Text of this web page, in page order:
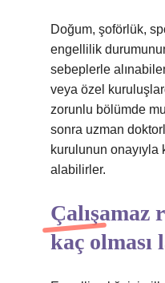
Doğum, şoförlük,
engellilik
sebeplerle
veya özel
zorunlu bölümde
sonra uzman
kurulunun onayıyla
alabilirler.
Çalışamaz
kaç olması